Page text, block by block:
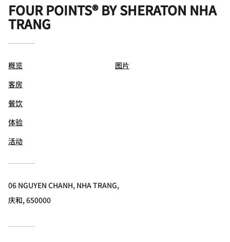
FOUR POINTS® BY SHERATON NHA
TRANG
概览
客房
餐饮
体验
活动
图片
06 NGUYEN CHANH, NHA TRANG,
庆和, 650000